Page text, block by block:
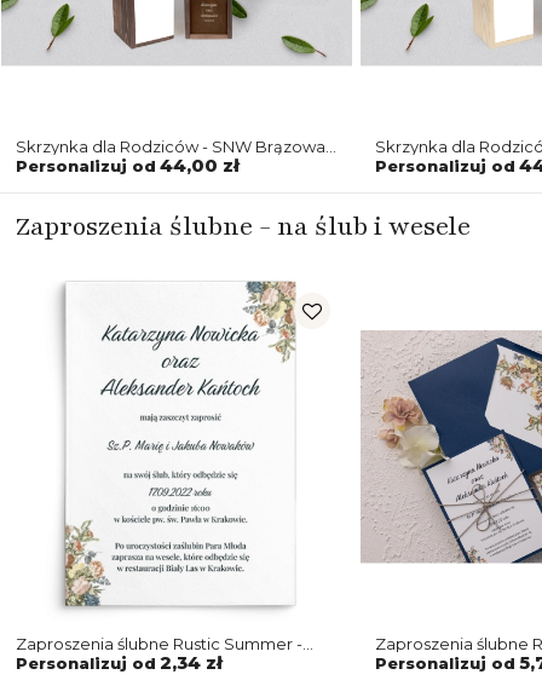
Skrzynka dla Rodziców - SNW Brązowa
Rustic Summer Motyw 1
Personalizuj od 44,00 zł
Skrzynka dla
Rustic Summer
Personalizuj od
Zaproszenia ślubne - na ślub i wesele
Zaproszenia ślubne Rustic Summer -
Motyw 1
Personalizuj od 2,34 zł
Zaproszenia ślubne
w granatowej wersji
Personalizuj od